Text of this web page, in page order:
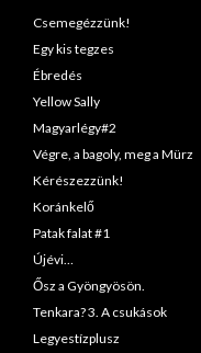
Csemegézzünk!
Egy kis tegzes
Ébredés
Yellow Sally
Magyarlégy#2
Végre, a bagoly, meg a Mürz
Kérészezzünk!
Koránkelő
Patak falat #1
Újévi…
Ősz a Gyöngyösön.
Tenkara? 3. A csukások
Legyestízplusz